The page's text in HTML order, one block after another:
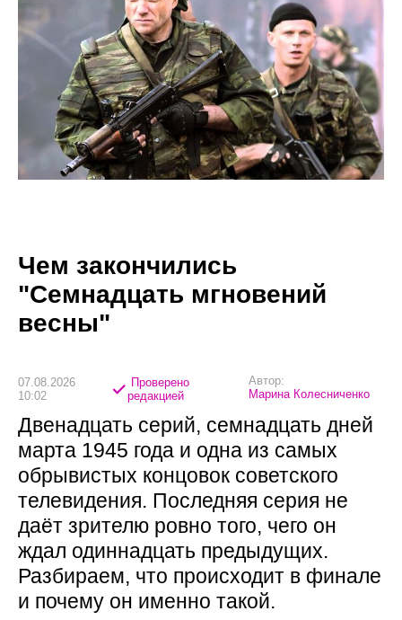
Чем закончились
"Семнадцать мгновений
весны"
07.08.2026
10:02
Проверено
редакцией
Автор:
Марина Колесниченко
Двенадцать серий, семнадцать дней
марта 1945 года и одна из самых
обрывистых концовок советского
телевидения. Последняя серия не
даёт зрителю ровно того, чего он
ждал одиннадцать предыдущих.
Разбираем, что происходит в финале
и почему он именно такой.